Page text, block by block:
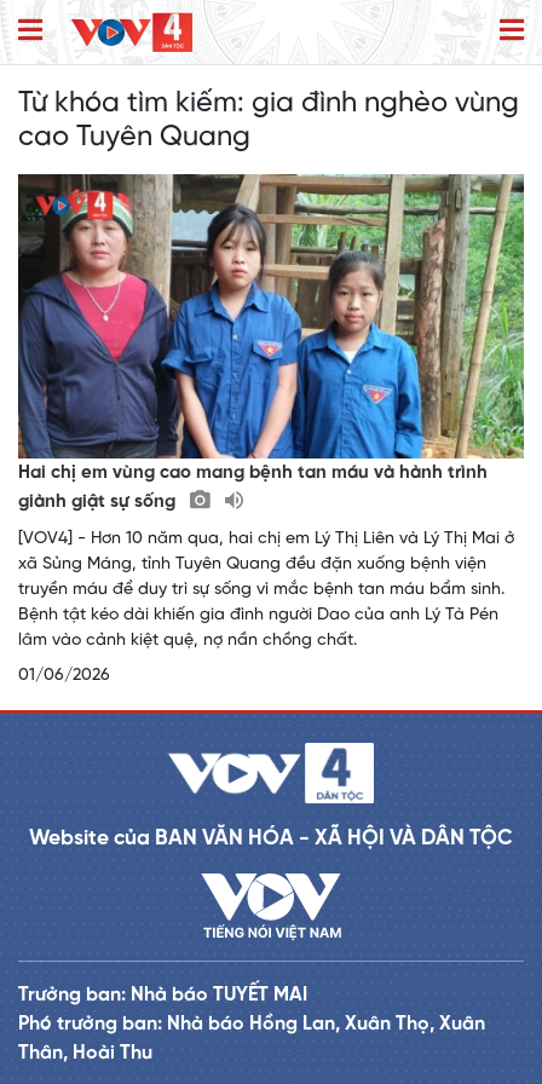
Từ khóa tìm kiếm: gia đình nghèo vùng
cao Tuyên Quang
Hai chị em vùng cao mang bệnh tan máu và hành trình
giành giật sự sống
[VOV4] - Hơn 10 năm qua, hai chị em Lý Thị Liên và Lý Thị Mai ở
xã Sủng Máng, tỉnh Tuyên Quang đều đặn xuống bệnh viện
truyền máu để duy trì sự sống vì mắc bệnh tan máu bẩm sinh.
Bệnh tật kéo dài khiến gia đình người Dao của anh Lý Tà Pén
lâm vào cảnh kiệt quệ, nợ nần chồng chất.
01/06/2026
Website của BAN VĂN HÓA - XÃ HỘI VÀ DÂN TỘC
Trưởng ban: Nhà báo TUYẾT MAI
Phó trưởng ban: Nhà báo Hồng Lan, Xuân Thọ, Xuân
Thân, Hoài Thu